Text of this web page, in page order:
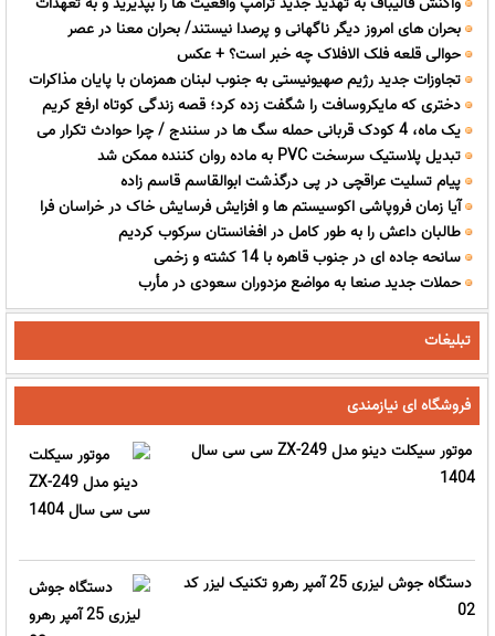
خود عمل کنید
بحران های امروز دیگر ناگهانی و پرصدا نیستند/ بحران معنا در عصر
مخاطرات سیستمیک
حوالی قلعه فلک الافلاک چه خبر است؟ + عکس
تجاوزات جدید رژیم صهیونیستی به جنوب لبنان همزمان با پایان مذاکرات
رم
دختری که مایکروسافت را شگفت زده کرد؛ قصه زندگی کوتاه ارفع کریم
یک ماه، 4 کودک قربانی حمله سگ ها در سنندج / چرا حوادث تکرار می
شود؟
تبدیل پلاستیک سرسخت PVC به ماده روان کننده ممکن شد
پیام تسلیت عراقچی در پی درگذشت ابوالقاسم قاسم زاده
آیا زمان فروپاشی اکوسیستم ها و افزایش فرسایش خاک در خراسان فرا
رسید؟
طالبان داعش را به طور کامل در افغانستان سرکوب کردیم
سانحه جاده ای در جنوب قاهره با 14 کشته و زخمی
حملات جدید صنعا به مواضع مزدوران سعودی در مأرب
تبلیغات
فروشگاه ای نیازمندی
موتور سیکلت دینو مدل ZX-249 سی سی سال
1404
دستگاه جوش لیزری 25 آمپر رهرو تکنیک لیزر کد
02